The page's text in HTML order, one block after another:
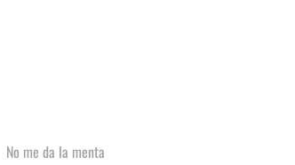
No me da la menta